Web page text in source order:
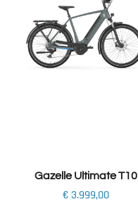
Gazelle Ultimate T10
€3.999,00